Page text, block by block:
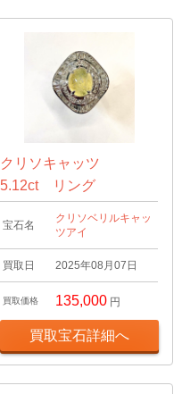
クリソキャッツ
5.12ct リング
宝石名
クリソベリルキャッ
ツアイ
買取日 2025年08月07日
買取価格 135,000 円
買取宝石詳細へ